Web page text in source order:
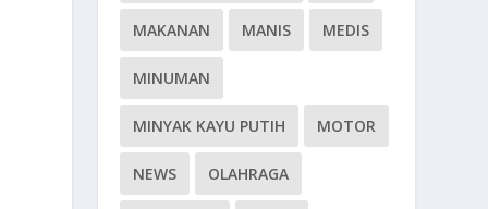
MAKANAN MANIS MEDIS
MINUMAN
MINYAK KAYU PUTIH MOTOR
NEWS OLAHRAGA